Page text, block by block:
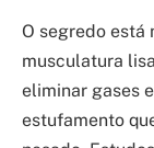
O segredo está
musculatura
eliminar gases
estufamento